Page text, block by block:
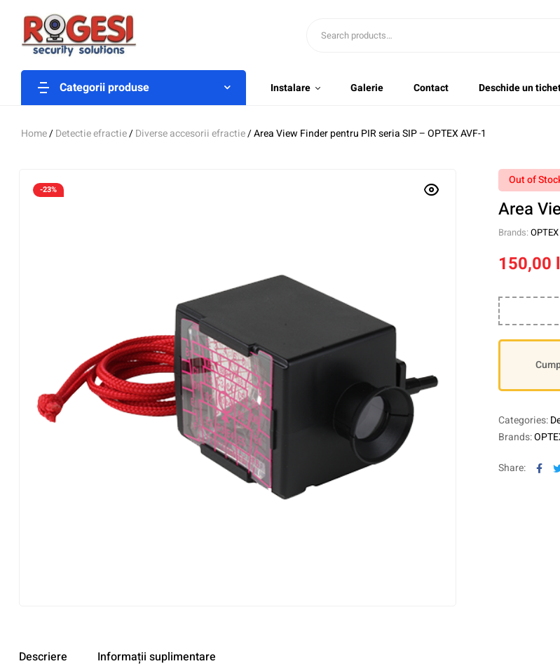
Categorii produse Instalare Galerie Contact Deschide un
Home/Detectie efractie/Diverse accesorii efractie/ Area View Finder pentru PIR seria SIP – OPTEX AVF-1
-23%
Out of
Area
Brands: OPTEX
150,00
Categories:
Brands:
Share:
Descriere Informații suplimentare